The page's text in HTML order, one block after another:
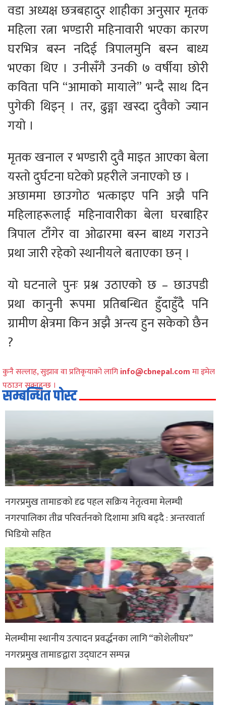
वडा अध्यक्ष छत्रबहादुर शाहीका अनुसार मृतक
महिला रत्ना भण्डारी महिनावारी भएका कारण
घरभित्र बस्न नदिई त्रिपालमुनि बस्न बाध्य
भएका थिए । उनीसँगै उनकी ७ वर्षीया छोरी
कविता पनि “आमाको मायाले” भन्दै साथ दिन
पुगेकी थिइन् । तर, ढुङ्गा खस्दा दुवैको ज्यान
गयो ।
मृतक खनाल र भण्डारी दुवै माइत आएका बेला
यस्तो दुर्घटना घटेको प्रहरीले जनाएको छ ।
अछाममा छाउगोठ भत्काइए पनि अझै पनि
महिलाहरूलाई महिनावारीका बेला घरबाहिर
त्रिपाल टाँगेर वा ओढारमा बस्न बाध्य गराउने
प्रथा जारी रहेको स्थानीयले बताएका छन् ।
यो घटनाले पुनः प्रश्न उठाएको छ – छाउपडी
प्रथा कानुनी रूपमा प्रतिबन्धित हुँदाहुँदै पनि
ग्रामीण क्षेत्रमा किन अझै अन्त्य हुन सकेको छैन
?
कुनै सल्लाह, सुझाव वा प्रतिकृयाको लागिinfo@cbnepal.comमा इमेल
पठाउन सक्नुहुन्छ ।
सम्बन्धित पोस्ट
नगरप्रमुख तामाङको दृढ पहल सक्रिय नेतृत्वमा मेलम्ची
नगरपालिका तीव्र परिवर्तनको दिशामा अघि बढ्दै : अन्तरवार्ता
भिडियो सहित
मेलम्चीमा स्थानीय उत्पादन प्रवर्द्धनका लागि “कोशेलीघर”
नगरप्रमुख तामाङद्वारा उद्घाटन सम्पन्न